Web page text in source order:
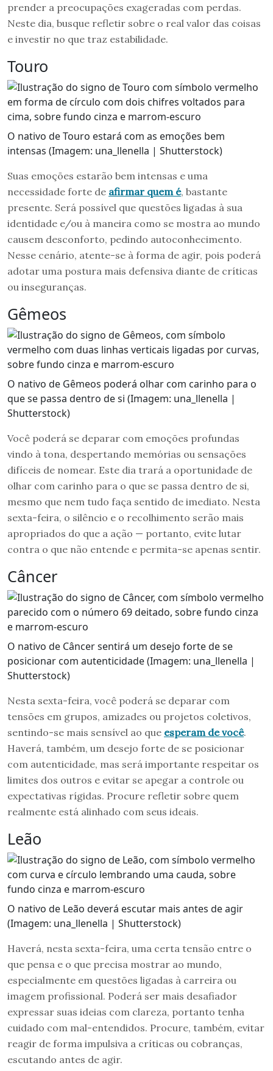
prender a preocupações exageradas com perdas.
Neste dia, busque refletir sobre o real valor das coisas
e investir no que traz estabilidade.
Touro
O nativo de Touro estará com as emoções bem
intensas (Imagem: una_llenella | Shutterstock)
Suas emoções estarão bem intensas e uma
necessidade forte de afirmar quem é, bastante
presente. Será possível que questões ligadas à sua
identidade e/ou à maneira como se mostra ao mundo
causem desconforto, pedindo autoconhecimento.
Nesse cenário, atente-se à forma de agir, pois poderá
adotar uma postura mais defensiva diante de críticas
ou inseguranças.
Gêmeos
O nativo de Gêmeos poderá olhar com carinho para o
que se passa dentro de si (Imagem: una_llenella |
Shutterstock)
Você poderá se deparar com emoções profundas
vindo à tona, despertando memórias ou sensações
difíceis de nomear. Este dia trará a oportunidade de
olhar com carinho para o que se passa dentro de si,
mesmo que nem tudo faça sentido de imediato. Nesta
sexta-feira, o silêncio e o recolhimento serão mais
apropriados do que a ação — portanto, evite lutar
contra o que não entende e permita-se apenas sentir.
Câncer
O nativo de Câncer sentirá um desejo forte de se
posicionar com autenticidade (Imagem: una_llenella |
Shutterstock)
Nesta sexta-feira, você poderá se deparar com
tensões em grupos, amizades ou projetos coletivos,
sentindo-se mais sensível ao que esperam de você.
Haverá, também, um desejo forte de se posicionar
com autenticidade, mas será importante respeitar os
limites dos outros e evitar se apegar a controle ou
expectativas rígidas. Procure refletir sobre quem
realmente está alinhado com seus ideais.
Leão
O nativo de Leão deverá escutar mais antes de agir
(Imagem: una_llenella | Shutterstock)
Haverá, nesta sexta-feira, uma certa tensão entre o
que pensa e o que precisa mostrar ao mundo,
especialmente em questões ligadas à carreira ou
imagem profissional. Poderá ser mais desafiador
expressar suas ideias com clareza, portanto tenha
cuidado com mal-entendidos. Procure, também, evitar
reagir de forma impulsiva a críticas ou cobranças,
escutando antes de agir.